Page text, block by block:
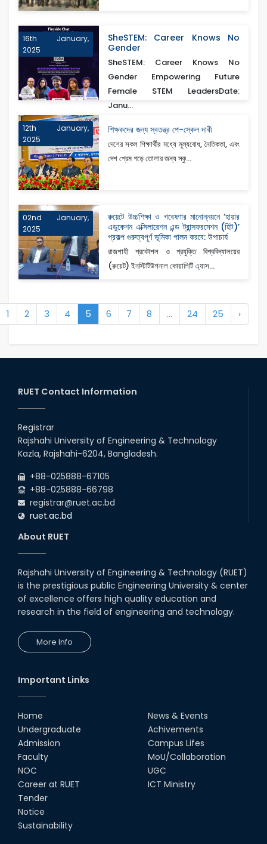
16th January,
2025
SheSTEM: Career Knows No
Gender
SheSTEM: Career Knows No
Gender Empowering Future
Female STEM LeadersDate:
Janu...
12th January,
2025
শিক্ষকদের জন্য স্বতন্ত্র পে-স্কেল দাবী
দেশের সকল শিক্ষার্থীর মধ্যে মূল্যবোধ, নৈতিকতা, এবং
দেশ প্রেম গড়ে তোলার জন্য স্কু...
02nd January,
2025
রুয়েটে উচ্চশিক্ষা ও গবেষণার মানোন্নয়নে ‘হায়ার
এডুকেশন এক্সিলারেশন এন্ড ট্রান্সফরমেশন (হিট)’
প্রকল্প গুরুত্বপূর্ণ ভূমিকা পালন করবে: উপাচার্য
রাজশাহী প্রকৌশল ও প্রযুক্তি বিশ্ববিদ্যালয়ের
(রুয়েট) ইনস্টিটিউশনাল কোয়ালিটি এ্যাস...
1 2 3 4 5 6 7 8 ... 24 25 ›
RUET Contact Information
Registrar
Rajshahi University of Engineering & Technology
Kazla, Rajshahi-6204, Bangladesh.
+88-025888-67105
+88-025888-66798
registrar@ruet.ac.bd
ruet.ac.bd
About RUET
Rajshahi University of Engineering & Technology (RUET)
is the prestigious public Engineering University & center
of excellence offers high quality education and
research in the field of engineering and technology.
More Info
Important Links
Home
Undergraduate
Admission
Faculty
NOC
Career at RUET
Tender
Notice
Sustainability
News & Events
Achivements
Campus Lifes
MoU/Collaboration
UGC
ICT Ministry